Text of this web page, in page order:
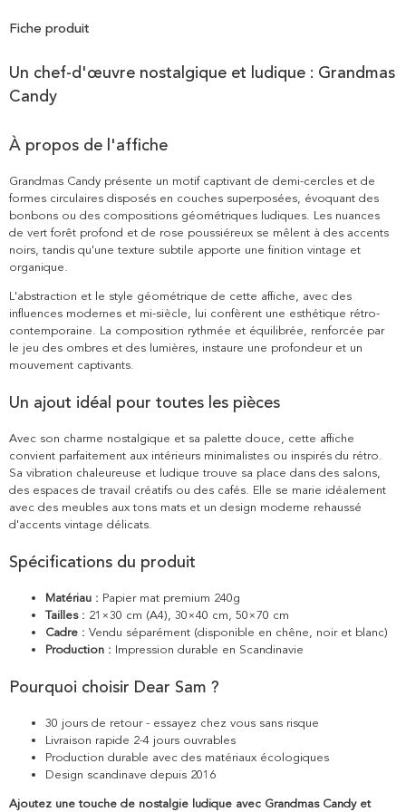
Fiche produit
Un chef-d'œuvre nostalgique et ludique : Grandmas
Candy
À propos de l'affiche
Grandmas Candy présente un motif captivant de demi-cercles et de
formes circulaires disposés en couches superposées, évoquant des
bonbons ou des compositions géométriques ludiques. Les nuances
de vert forêt profond et de rose poussiéreux se mêlent à des accents
noirs, tandis qu'une texture subtile apporte une finition vintage et
organique.
L'abstraction et le style géométrique de cette affiche, avec des
influences modernes et mi-siècle, lui confèrent une esthétique rétro-
contemporaine. La composition rythmée et équilibrée, renforcée par
le jeu des ombres et des lumières, instaure une profondeur et un
mouvement captivants.
Un ajout idéal pour toutes les pièces
Avec son charme nostalgique et sa palette douce, cette affiche
convient parfaitement aux intérieurs minimalistes ou inspirés du rétro.
Sa vibration chaleureuse et ludique trouve sa place dans des salons,
des espaces de travail créatifs ou des cafés. Elle se marie idéalement
avec des meubles aux tons mats et un design moderne rehaussé
d'accents vintage délicats.
Spécifications du produit
Matériau : Papier mat premium 240g
Tailles : 21×30 cm (A4), 30×40 cm, 50×70 cm
Cadre : Vendu séparément (disponible en chêne, noir et blanc)
Production : Impression durable en Scandinavie
Pourquoi choisir Dear Sam ?
30 jours de retour - essayez chez vous sans risque
Livraison rapide 2-4 jours ouvrables
Production durable avec des matériaux écologiques
Design scandinave depuis 2016
Ajoutez une touche de nostalgie ludique avec Grandmas Candy et